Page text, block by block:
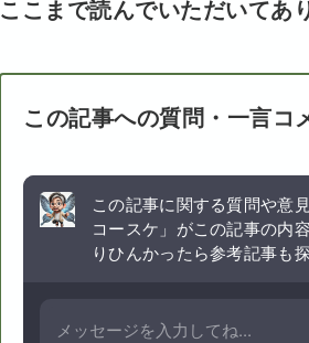
ここまで読んでいただいてあ
この記事への質問・一言コ
この記事に関する質問や意
コースケ」がこの記事の内
りひんかったら参考記事も